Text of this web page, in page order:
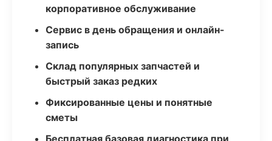
корпоративное обслуживание
Сервис в день обращения и онлайн-
запись
Склад популярных запчастей и
быстрый заказ редких
Фиксированные цены и понятные
сметы
Бесплатная базовая диагностика при